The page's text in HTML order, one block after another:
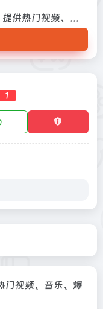
【抖音】追踪抖音流量趋势，提供热门视频、音乐、爆款商品及优质账号分析。
1
门视频、音乐、爆